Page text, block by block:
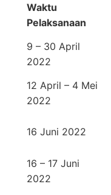
Waktu
Pelaksanaan
9 – 30 April
2022
12 April – 4 Mei
2022
16 Juni 2022
16 – 17 Juni
2022